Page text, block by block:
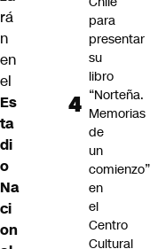
rá
n
en
el
Es
ta
di
o
Na
ci
on
para
presentar
su
libro
“Norteña.
Memorias
de
un
comienzo”
en
el
Centro
Cultural